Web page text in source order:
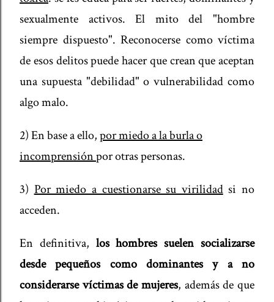
sexualmente activos.El mito del "hombre
siempre dispuesto". Reconocerse como víctima
de esos delitos puede hacer que crean que aceptan
una supuesta "debilidad" o vulnerabilidad como
algo malo.
2) En base a ello,por miedo a la burla o
incomprensiónpor otras personas.
3) Por miedo a cuestionarse su virilidadsi no
acceden.
En definitiva, los hombres suelen socializarse
desde pequeños como dominantes y a no
considerarse víctimas de mujeres, además de que